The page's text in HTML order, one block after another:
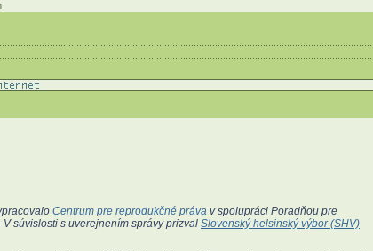
Centrum pre reprodukčné práva v spolupráci Poradňou pre
súvislosti s uverejnením správy prizval Slovenský helsinský výbor (SHV)